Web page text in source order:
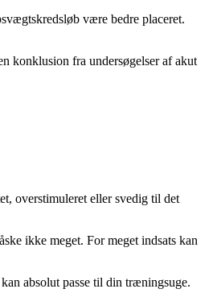
være bedre placeret.
konklusion fra undersøgelser af akut
overstimuleret eller svedig til det
ikke meget. For meget indsats kan
absolut passe til din træningsuge.